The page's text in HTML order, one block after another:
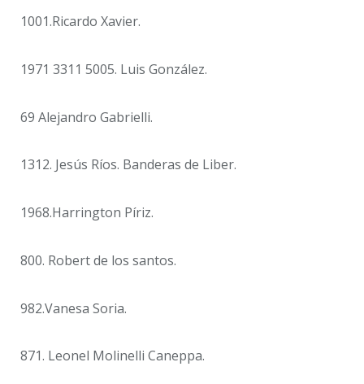
1001.Ricardo Xavier.
1971 3311 5005. Luis González.
69 Alejandro Gabrielli.
1312. Jesús Ríos. Banderas de Liber.
1968.Harrington Píriz.
800. Robert de los santos.
982.Vanesa Soria.
871. Leonel Molinelli Caneppa.